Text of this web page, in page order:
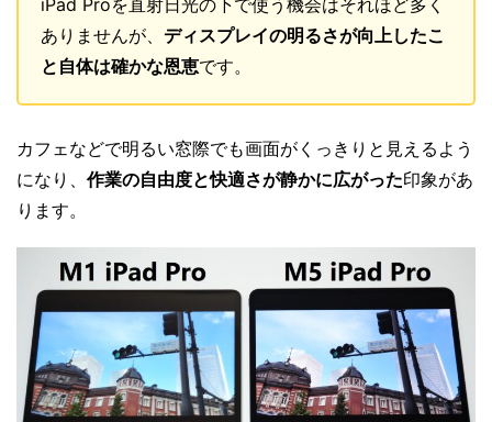
iPad Proを直射日光の下で使う機会はそれほど多く
ありませんが、 ディスプレイの明るさが向上したこ
と自体は確かな恩恵です。
カフェなどで明るい窓際でも画面がくっきりと見えるよう
になり、 作業の自由度と快適さが静かに広がった印象があ
ります。